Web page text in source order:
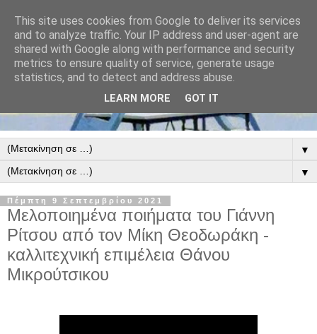
▼
▼
Πέμπτη 9 Σεπτεμβρίου 2021
Μελοποιημένα ποιήματα του Γιάννη
Ρίτσου από τον Μίκη Θεοδωράκη -
καλλιτεχνική επιμέλεια Θάνου
Μικρούτσικου
This site uses cookies from Google to deliver its services
and to analyze traffic. Your IP address and user-agent are
shared with Google along with performance and security
metrics to ensure quality of service, generate usage
statistics, and to detect and address abuse.
LEARN MORE GOT IT